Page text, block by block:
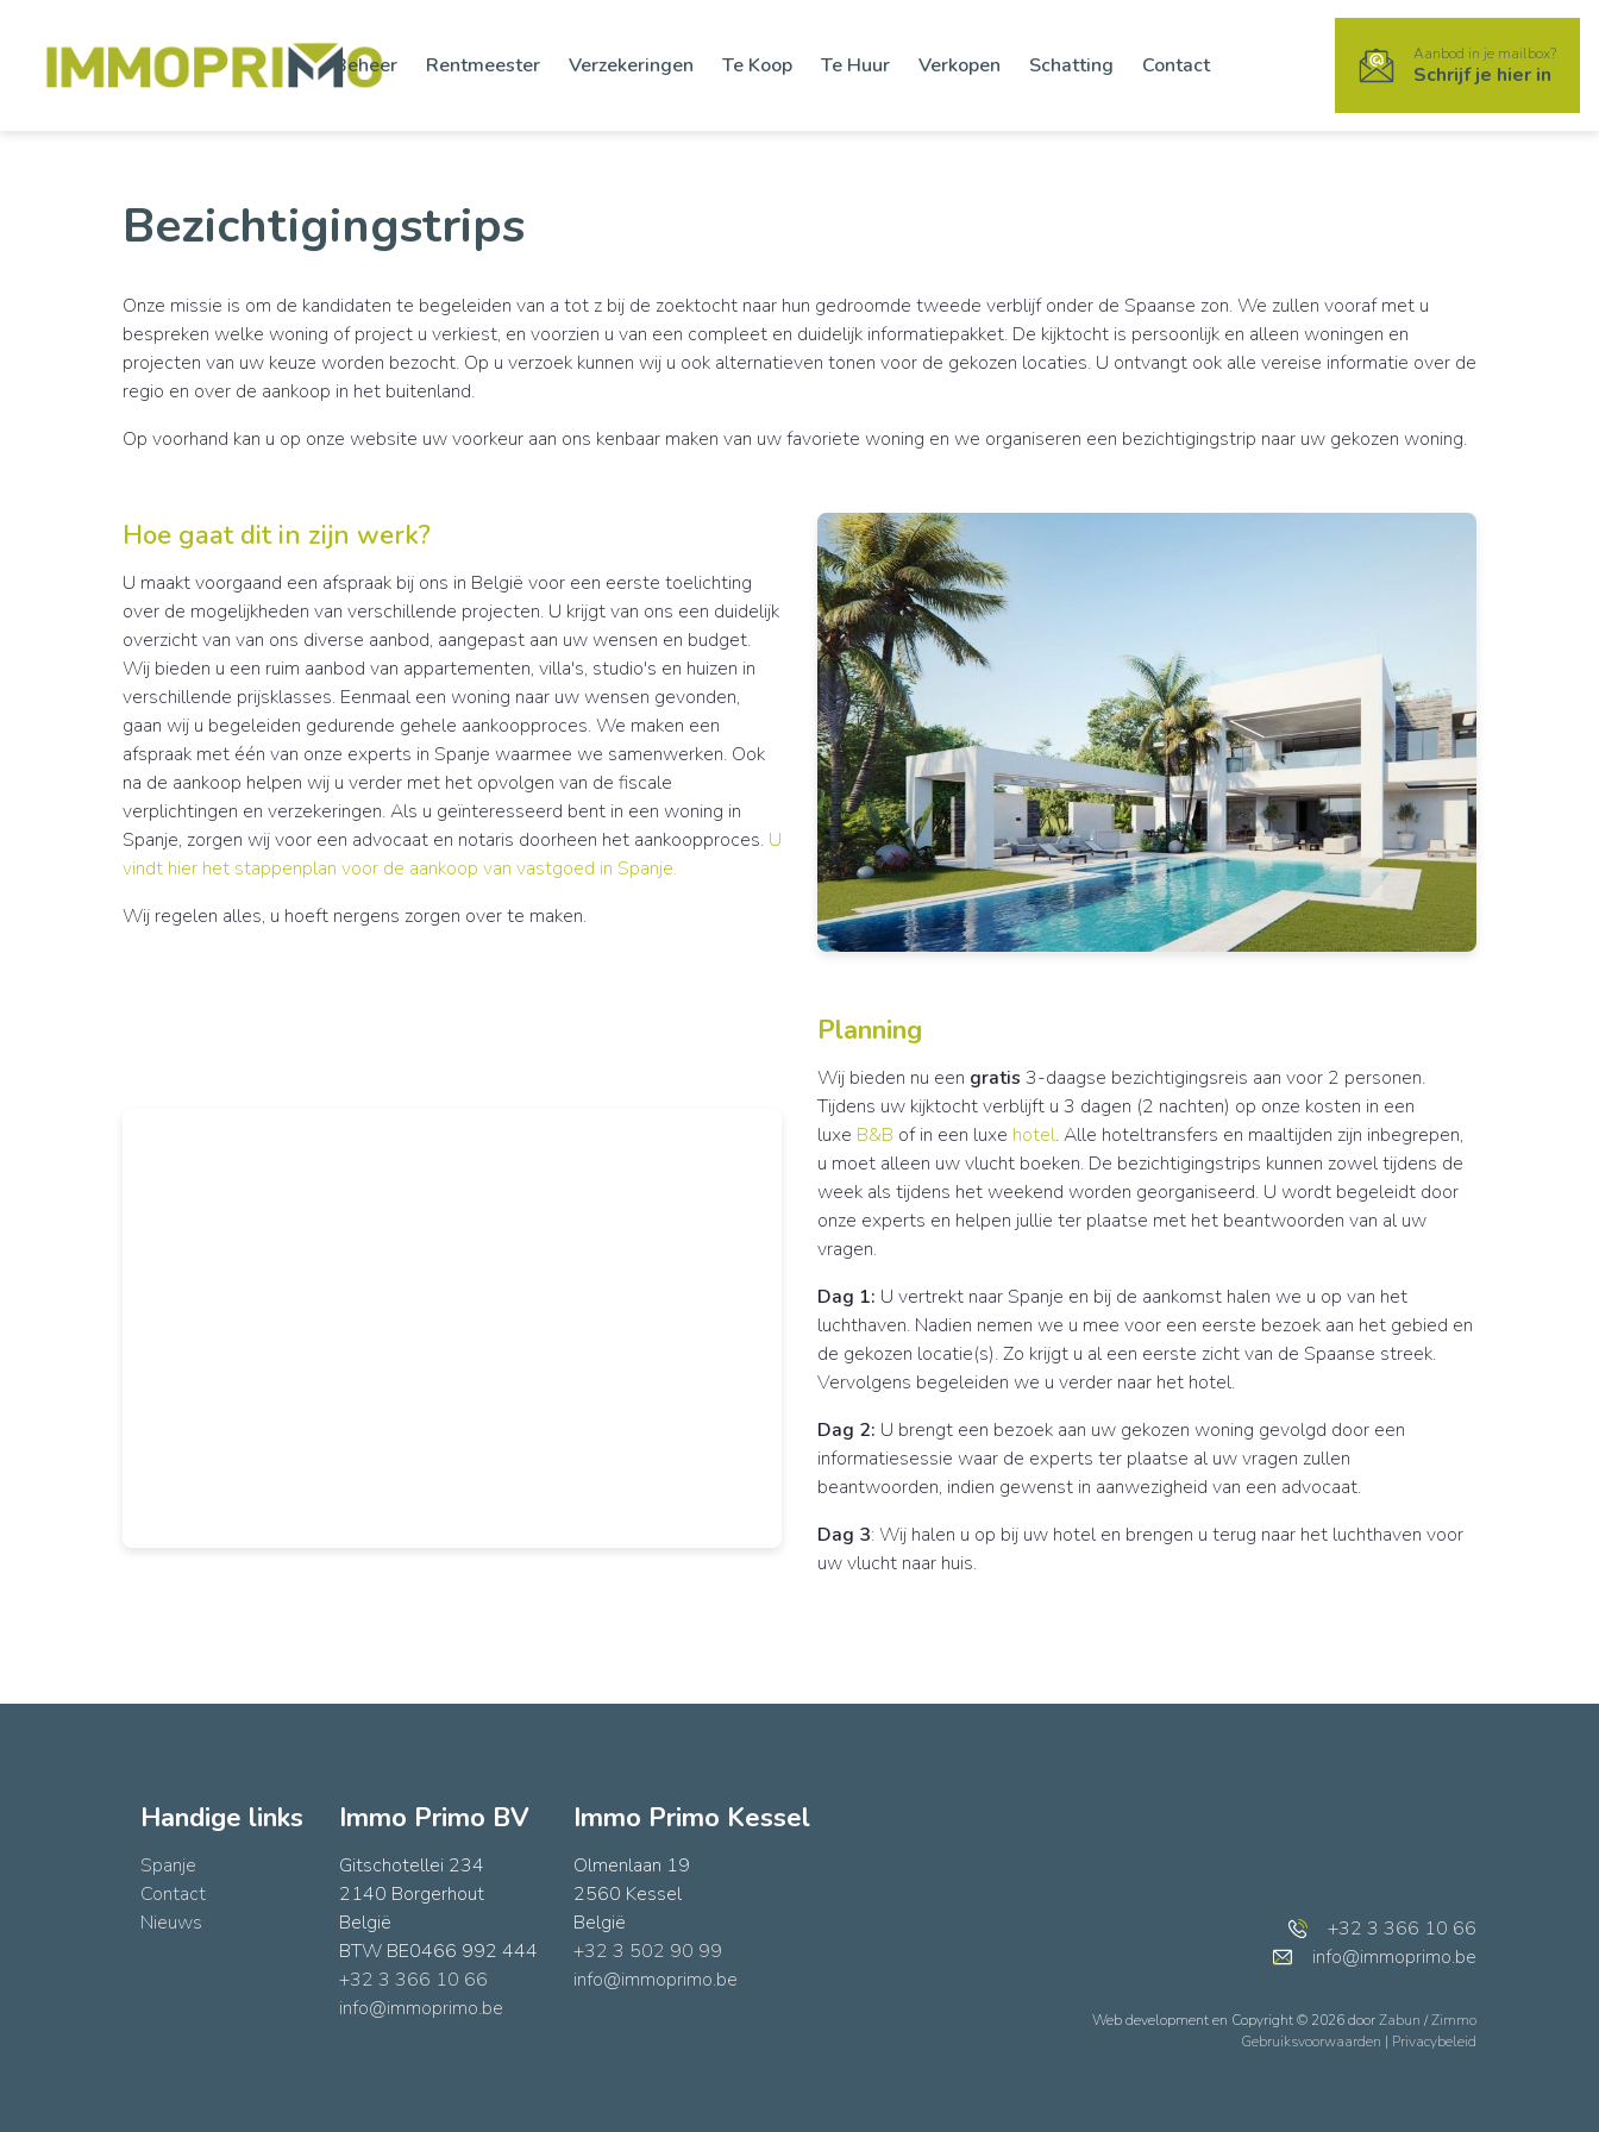
Beheer Rentmeester Verzekeringen Te Koop Te Huur Verkopen Schatting Contact Aanbod in je mailbox?
Schrijf je hier in
Bezichtigingstrips
Onze missie is om de kandidaten te begeleiden van a tot z bij de zoektocht naar hun gedroomde tweede verblijf onder de Spaanse zon. We zullen vooraf met u
bespreken welke woning of project u verkiest, en voorzien u van een compleet en duidelijk informatiepakket. De kijktocht is persoonlijk en alleen woningen en
projecten van uw keuze worden bezocht. Op u verzoek kunnen wij u ook alternatieven tonen voor de gekozen locaties. U ontvangt ook alle vereise informatie over de
regio en over de aankoop in het buitenland.
Op voorhand kan u op onze website uw voorkeur aan ons kenbaar maken van uw favoriete woning en we organiseren een bezichtigingstrip naar uw gekozen woning.
Hoe gaat dit in zijn werk?
U maakt voorgaand een afspraak bij ons in België voor een eerste toelichting
over de mogelijkheden van verschillende projecten. U krijgt van ons een duidelijk
overzicht van van ons diverse aanbod, aangepast aan uw wensen en budget.
Wij bieden u een ruim aanbod van appartementen, villa's, studio's en huizen in
verschillende prijsklasses. Eenmaal een woning naar uw wensen gevonden,
gaan wij u begeleiden gedurende gehele aankoopproces. We maken een
afspraak met één van onze experts in Spanje waarmee we samenwerken. Ook
na de aankoop helpen wij u verder met het opvolgen van de fiscale
verplichtingen en verzekeringen. Als u geïnteresseerd bent in een woning in
Spanje, zorgen wij voor een advocaat en notaris doorheen het aankoopproces. U
vindt hier het stappenplan voor de aankoop van vastgoed in Spanje.
Wij regelen alles, u hoeft nergens zorgen over te maken.
Planning
Wij bieden nu een gratis 3-daagse bezichtigingsreis aan voor 2 personen.
Tijdens uw kijktocht verblijft u 3 dagen (2 nachten) op onze kosten in een
luxe B&B of in een luxe hotel. Alle hoteltransfers en maaltijden zijn inbegrepen,
u moet alleen uw vlucht boeken. De bezichtigingstrips kunnen zowel tijdens de
week als tijdens het weekend worden georganiseerd. U wordt begeleidt door
onze experts en helpen jullie ter plaatse met het beantwoorden van al uw
vragen.
Dag 1: U vertrekt naar Spanje en bij de aankomst halen we u op van het
luchthaven. Nadien nemen we u mee voor een eerste bezoek aan het gebied en
de gekozen locatie(s). Zo krijgt u al een eerste zicht van de Spaanse streek.
Vervolgens begeleiden we u verder naar het hotel.
Dag 2: U brengt een bezoek aan uw gekozen woning gevolgd door een
informatiesessie waar de experts ter plaatse al uw vragen zullen
beantwoorden, indien gewenst in aanwezigheid van een advocaat.
Dag 3: Wij halen u op bij uw hotel en brengen u terug naar het luchthaven voor
uw vlucht naar huis.
Handige links
Spanje
Contact
Nieuws
Immo Primo BV
Gitschotellei 234
2140 Borgerhout
België
BTW BE0466 992 444
+32 3 366 10 66
info@immoprimo.be
Immo Primo Kessel
Olmenlaan 19
2560 Kessel
België
+32 3 502 90 99
info@immoprimo.be
+32 3 366 10 66
info@immoprimo.be
Web development en Copyright © 2026 doorZabun /Zimmo
Gebruiksvoorwaarden | Privacybeleid